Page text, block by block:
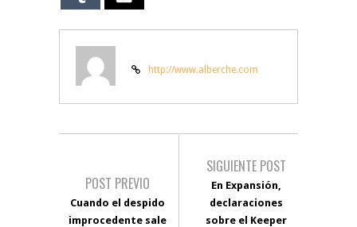
http://www.alberche.com
POST PREVIO
Cuando el despido
improcedente sale
SIGUIENTE POST
En Expansión,
declaraciones
sobre el Keeper